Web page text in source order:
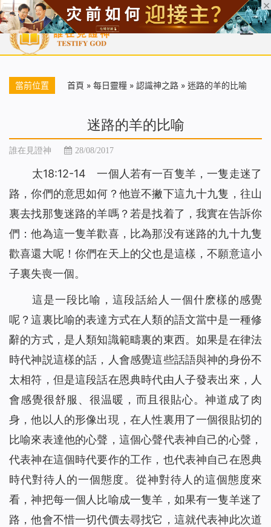
首頁 每日靈糧 天國福音 基督徒見證 信仰解答 聖經
當前位置 首頁 » 每日靈糧 » 認識神之路 » 迷路的羊的比喻
迷路的羊的比喻
誰在見證神 28/08/2017
太18:12-14 一個人若有一百隻羊，一隻走迷了
路，你們的意思如何？他豈不撇下這九十九隻，往山
裏去找那隻迷路的羊嗎？若是找着了，我實在告訴你
們：他為這一隻羊歡喜，比為那没有迷路的九十九隻
歡喜還大呢！你們在天上的父也是這樣，不願意這小
子裏失喪一個。
這是一段比喻，這段話給人一個什麽樣的感覺
呢？這裏比喻的表達方式在人類的語文當中是一種修
辭的方式，是人類知識範疇裏的東西。如果是在律法
時代神説這樣的話，人會感覺這些話語與神的身份不
太相符，但是這段話在恩典時代由人子發表出來，人
會感覺很舒服、很温暖，而且很貼心。神道成了肉
身，他以人的形像出現，在人性裏用了一個很貼切的
比喻來表達他的心聲，這個心聲代表神自己的心聲，
代表神在這個時代要作的工作，也代表神自己在恩典
時代對待人的一個態度。從神對待人的這個態度來
看，神把每一個人比喻成一隻羊，如果有一隻羊迷了
路，他會不惜一切代價去尋找它，這就代表神此次道